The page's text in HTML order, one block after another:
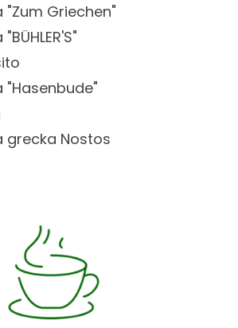
"Zum Griechen"
"Hasenbude"
grecka Nostos